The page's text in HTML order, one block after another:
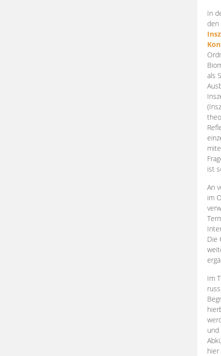
In
den
als
ist
An
im
Die
Im
und